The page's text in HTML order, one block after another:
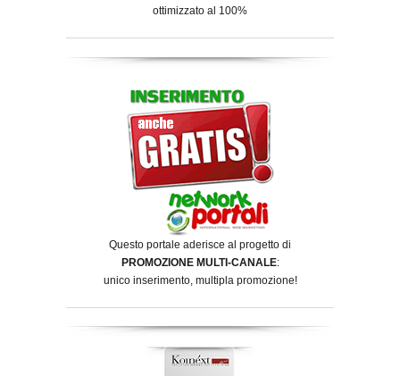
ottimizzato al 100%
Questo portale aderisce al progetto di
PROMOZIONE MULTI-CANALE:
unico inserimento, multipla promozione!